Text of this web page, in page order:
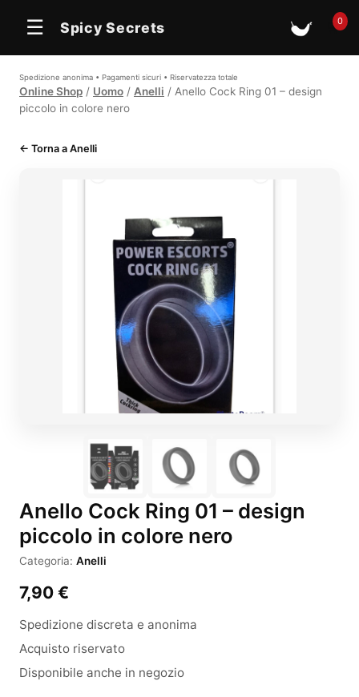
☰ Spicy Secrets 🛒0
Spedizione anonima • Pagamenti sicuri • Riservatezza totale
Online Shop / Uomo / Anelli / Anello Cock Ring 01 – design
piccolo in colore nero
← Torna a Anelli
Anello Cock Ring 01 – design
piccolo in colore nero
Categoria: Anelli
7,90 €
Spedizione discreta e anonima
Acquisto riservato
Disponibile anche in negozio